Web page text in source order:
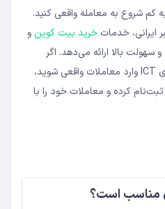
کم شروع به معامله واقعی کنید.
ایرانی، خدمات خرید بیت کوین و
سهولت بالا ارائه می‌دهد. اگر
می‌خواهید با استفاده از ستاپ‌های ICT وارد معاملات واقعی شوید،
کرده و معاملات خود را با